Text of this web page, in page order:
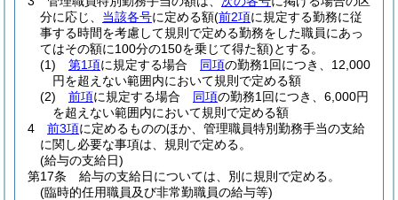
分に応じ、 当該各号に定める額(前2項に規定する勤務に従
事する時間を考慮して規則で定める勤務をした職員にあっ
てはその額に100分の150を乗じて得た額)とする。
(1)
第1項に規定する場合 同項の勤務1回につき、12,000
円を超えない範囲内において規則で定める額
(2)
前項に規定する場合 同項の勤務1回につき、6,000円
を超えない範囲内において規則で定める額
4
前3項に定めるもののほか、管理職員特別勤務手当の支給
に関し必要な事項は、規則で定める。
(給与の支給日)
第17条
給与の支給日については、別に規則で定める。
(臨時的任用職員及び非常勤職員の給与等)